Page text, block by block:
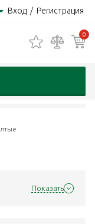
Вход / Регистрация
0
Показать